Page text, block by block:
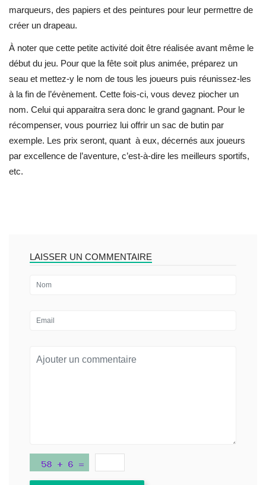
marqueurs, des papiers et des peintures pour leur permettre de
créer un drapeau.
À noter que cette petite activité doit être réalisée avant même le
début du jeu. Pour que la fête soit plus animée, préparez un
seau et mettez-y le nom de tous les joueurs puis réunissez-les
à la fin de l’évènement. Cette fois-ci, vous devez piocher un
nom. Celui qui apparaitra sera donc le grand gagnant. Pour le
récompenser, vous pourriez lui offrir un sac de butin par
exemple. Les prix seront, quant à eux, décernés aux joueurs
par excellence de l’aventure, c’est-à-dire les meilleurs sportifs,
etc.
LAISSER UN COMMENTAIRE